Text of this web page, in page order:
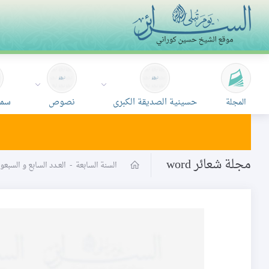
المجلة حسينية الصديقة الكبرى نصوص
مجلة شعائر word
السنة السابعة - العـدد السابع و